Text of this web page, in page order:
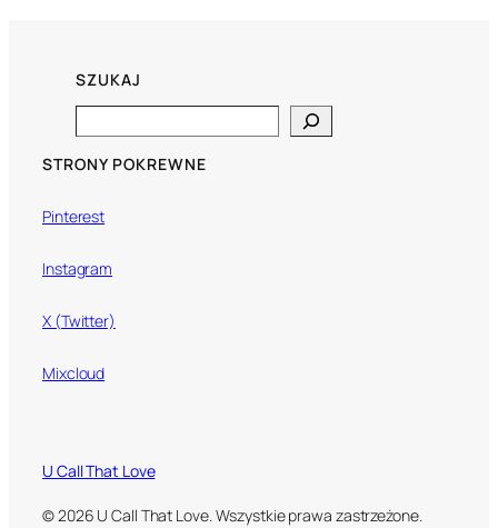
SZUKAJ
STRONY POKREWNE
Pinterest
Instagram
X (Twitter)
Mixcloud
U Call That Love
© 2026 U Call That Love. Wszystkie prawa zastrzeżone.